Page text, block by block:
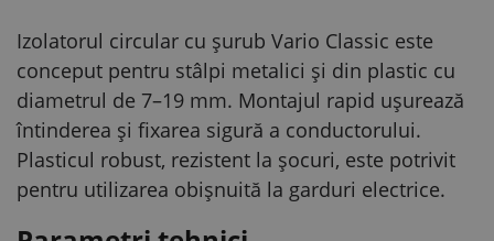
Izolatorul circular cu șurub Vario Classic este
conceput pentru stâlpi metalici și din plastic cu
diametrul de 7–19 mm. Montajul rapid ușurează
întinderea și fixarea sigură a conductorului.
Plasticul robust, rezistent la șocuri, este potrivit
pentru utilizarea obișnuită la garduri electrice.